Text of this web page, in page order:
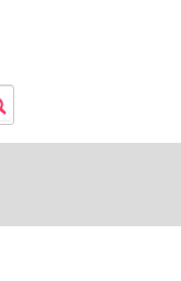
搜尋